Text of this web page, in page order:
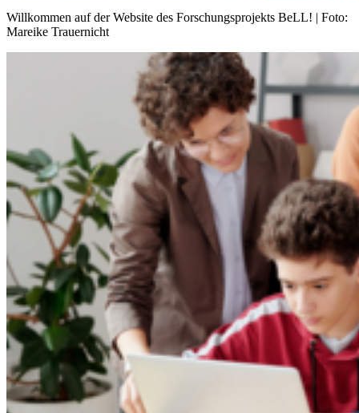
Willkommen auf der Website des Forschungsprojekts BeLL! | Foto:
Mareike Trauernicht
BeLL-Projekt
Aktuelles
Ziele
Relevanz
Finanzielle Förderung
Forschungsteam
Kontakt
Informationen zur Studie
Durchführung
Stichprobe
Ergebnisse
Handlungsempfehlungen
Downloads